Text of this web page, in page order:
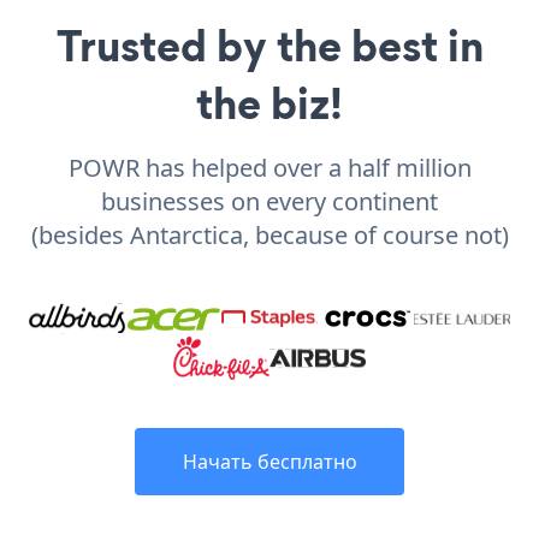
Trusted by the best in
the biz!
POWR has helped over a half million
businesses on every continent
(besides Antarctica, because of course not)
Начать бесплатно